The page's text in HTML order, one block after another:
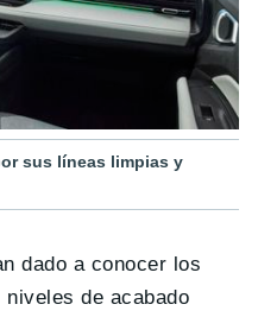
sus líneas limpias y
dado a conocer los
de acabado